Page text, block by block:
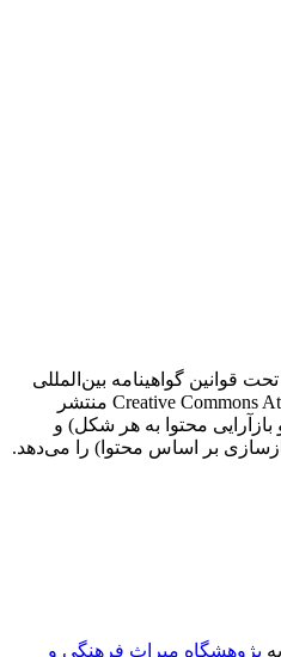
قوانین گواهینامه بین‌المللی
Creative Commons Attribution 4.0 International License منتشر
محتوا به هر شکل) و
بر اساس محتوا) را می‌دهد.
پژوهشگاه میراث فرهنگی و